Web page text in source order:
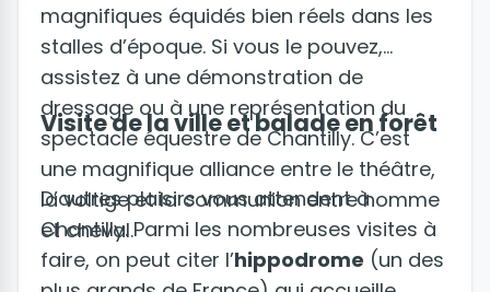
magnifiques équidés bien réels dans les
stalles d’époque. Si vous le pouvez,
assistez à une démonstration de
dressage ou à une représentation du
spectacle équestre de Chantilly. C’est
une magnifique alliance entre le théâtre,
la voltige et la communion entre homme
et cheval.
Visite de la ville et balade en forêt
D’autres plaisirs vous attendent à
Chantilly. Parmi les nombreuses visites à
faire, on peut citer l’hippodrome (un des